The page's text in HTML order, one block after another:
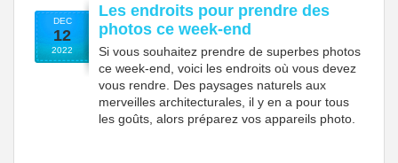
DEC
12
2022
Les endroits pour prendre des
photos ce week-end
Si vous souhaitez prendre de superbes photos
ce week-end, voici les endroits où vous devez
vous rendre. Des paysages naturels aux
merveilles architecturales, il y en a pour tous
les goûts, alors préparez vos appareils photo.